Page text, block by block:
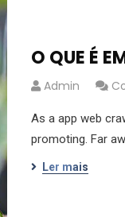
O QUE É
Admin
As a app web
promoting. Far
Ler mais